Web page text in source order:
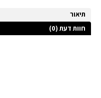
תיאור
חוות דעת (0)